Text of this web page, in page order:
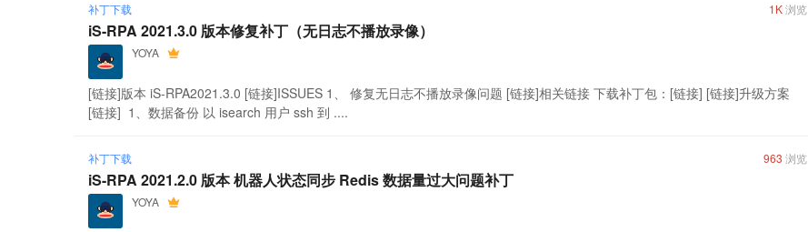
补丁下载 1K浏览
iS-RPA 2021.3.0 版本修复补丁（无日志不播放录像）
YOYA
[链接]版本 iS-RPA2021.3.0 [链接]ISSUES 1、 修复无日志不播放录像问题 [链接]相关链接 下载补丁包：[链接] [链接]升级方案
[链接] 1、数据备份 以 isearch 用户 ssh 到 ....
补丁下载 963 浏览
iS-RPA 2021.2.0 版本 机器人状态同步 Redis 数据量过大问题补丁
YOYA